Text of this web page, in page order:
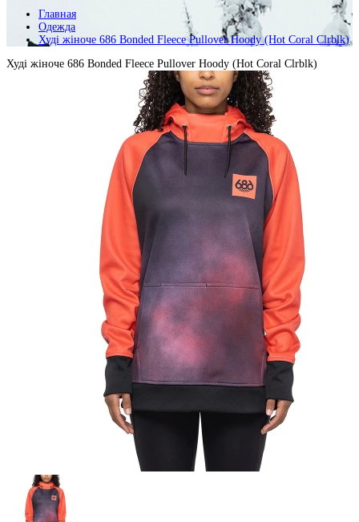
Главная
Одежда
Худі жіноче 686 Bonded Fleece Pullover Hoody (Hot Coral Clrblk)
Худі жіноче 686 Bonded Fleece Pullover Hoody (Hot Coral Clrblk)